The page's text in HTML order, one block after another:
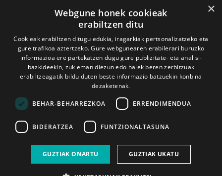
2026ko eka. 1a 2026ko mar. 1a
×
Webgune honek cookieak
erabiltzen ditu
Cookieak erabiltzen ditugu edukia, iragarkiak pertsonalizatzeko eta
gure trafikoa aztertzeko. Gure webgunearen erabilerari buruzko
informazioa ere partekatzen dugu gure publizitate- eta analisi-
bazkideekin, zuk eman diezun edo haiek beren zerbitzuak
erabiltzeagatik bildu duten beste informazio batzuekin konbina
dezaketenak.
BEHAR-BEHARREZKOA ERRENDIMENDUA
BIDERATZEA FUNTZIONALTASUNA
GUZTIAK ONARTU GUZTIAK UKATU